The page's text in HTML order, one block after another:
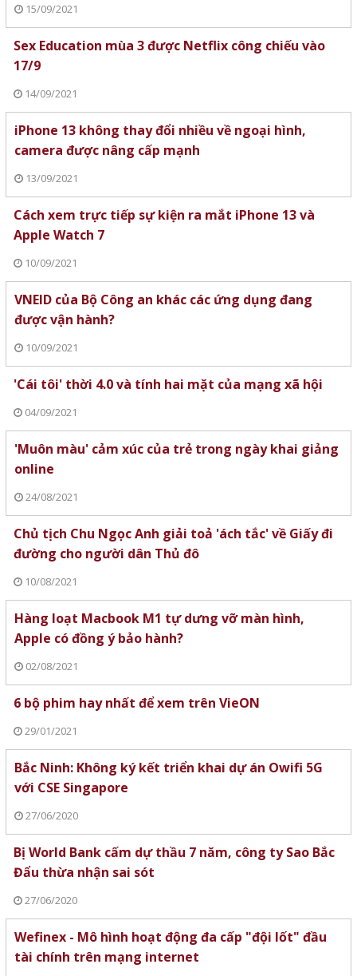
15/09/2021
Sex Education mùa 3 được Netflix công chiếu vào
17/9
14/09/2021
iPhone 13 không thay đổi nhiều về ngoại hình,
camera được nâng cấp mạnh
13/09/2021
Cách xem trực tiếp sự kiện ra mắt iPhone 13 và
Apple Watch 7
10/09/2021
VNEID của Bộ Công an khác các ứng dụng đang
được vận hành?
10/09/2021
'Cái tôi' thời 4.0 và tính hai mặt của mạng xã hội
04/09/2021
'Muôn màu' cảm xúc của trẻ trong ngày khai giảng
online
24/08/2021
Chủ tịch Chu Ngọc Anh giải toả 'ách tắc' về Giấy đi
đường cho người dân Thủ đô
10/08/2021
Hàng loạt Macbook M1 tự dưng vỡ màn hình,
Apple có đồng ý bảo hành?
02/08/2021
6 bộ phim hay nhất để xem trên VieON
29/01/2021
Bắc Ninh: Không ký kết triển khai dự án Owifi 5G
với CSE Singapore
27/06/2020
Bị World Bank cấm dự thầu 7 năm, công ty Sao Bắc
Đẩu thừa nhận sai sót
27/06/2020
Wefinex - Mô hình hoạt động đa cấp "đội lốt" đầu
tài chính trên mạng internet